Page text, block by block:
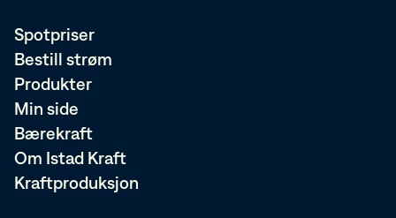
Spotpriser
Bestill strøm
Produkter
Min side
Bærekraft
Om Istad Kraft
Kraftproduksjon